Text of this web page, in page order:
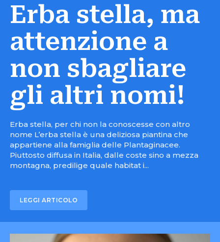
Erba stella, ma
attenzione a
non sbagliare
gli altri nomi!
Erba stella, per chi non la conoscesse con altro
nome L’erba stella è una deliziosa piantina che
appartiene alla famiglia delle Plantaginacee.
Piuttosto diffusa in Italia, dalle coste sino a mezza
montagna, predilige quale habitat i...
LEGGI ARTICOLO